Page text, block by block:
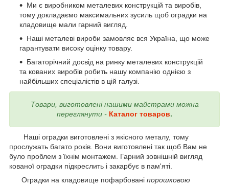
Ми є виробником металевих конструкцій та виробів,
тому докладаємо максимальних зусиль щоб оградки на
кладовище мали гарний вигляд.
Наші металеві вироби замовляє вся Україна, що може
гарантувати високу оцінку товару.
Багаторічний досвід на ринку металевих конструкцій
та кованих виробів робить нашу компанію однією з
найбільших спеціалістів в цій галузі.
Товари, виготовлені нашими майстрами можна
переглянути - Каталог товаров.
Наші оградки виготовлені з якісного металу, тому
прослужать багато років. Вони виготовлені так щоб Вам не
було проблем з їхнім монтажем. Гарний зовнішній вигляд
кованої оградки підкреслить і закарбує в пам'яті.
Оградки на кладовище пофарбовані порошковою